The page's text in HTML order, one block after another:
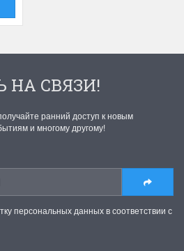
НА СВЯЗИ!
ранний доступ к новым
и многому другому!
персональных данных в соответствии с